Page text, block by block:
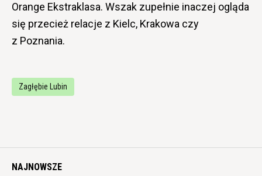
Orange Ekstraklasa. Wszak zupełnie inaczej ogląda
się przecież relacje z Kielc, Krakowa czy
z Poznania.
Zagłębie Lubin
NAJNOWSZE